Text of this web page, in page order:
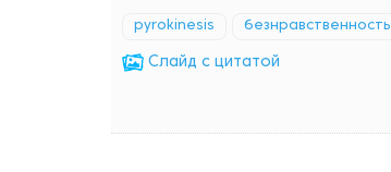
pyrokinesis безнравственность
Cлайд с цитатой